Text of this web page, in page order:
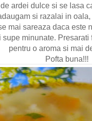
ardei dulce si se lasa
si razalai in
mai sareaza daca este
supe minunate.
pentru o aroma si mai
Pofta buna!!!